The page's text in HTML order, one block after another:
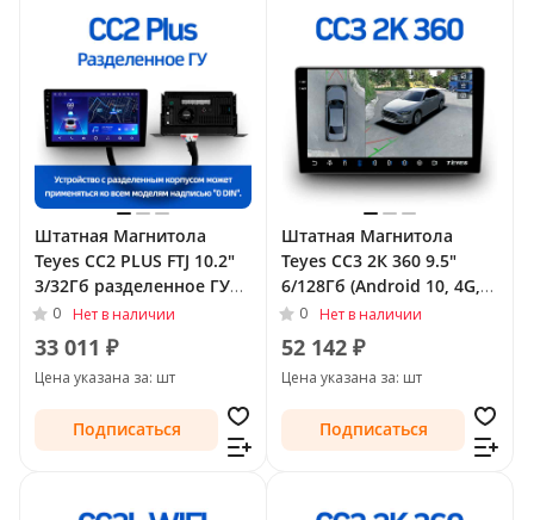
Штатная Магнитола
Teyes CC2 PLUS FTJ 10.2"
3/32Гб разделенное ГУ
(Android 10, 4G, DSP,
QLed) для Toyota Land
Cruiser Prado 150 Series
Рестайлинг 1 2013 - 2017
0 Нет в наличии
33 011 ₽
Цена указана за: шт
Подписаться
Штатная Магнитола
Teyes CC3 2К 360 9.5"
6/128Гб (Android 10, 4G,
DSP, QLed) - круговой
обзор для Toyota Land
Cruiser Prado 150 Series
2009 - 2013 Тип-A
0 Нет в наличии
52 142 ₽
Цена указана за: шт
Подписаться